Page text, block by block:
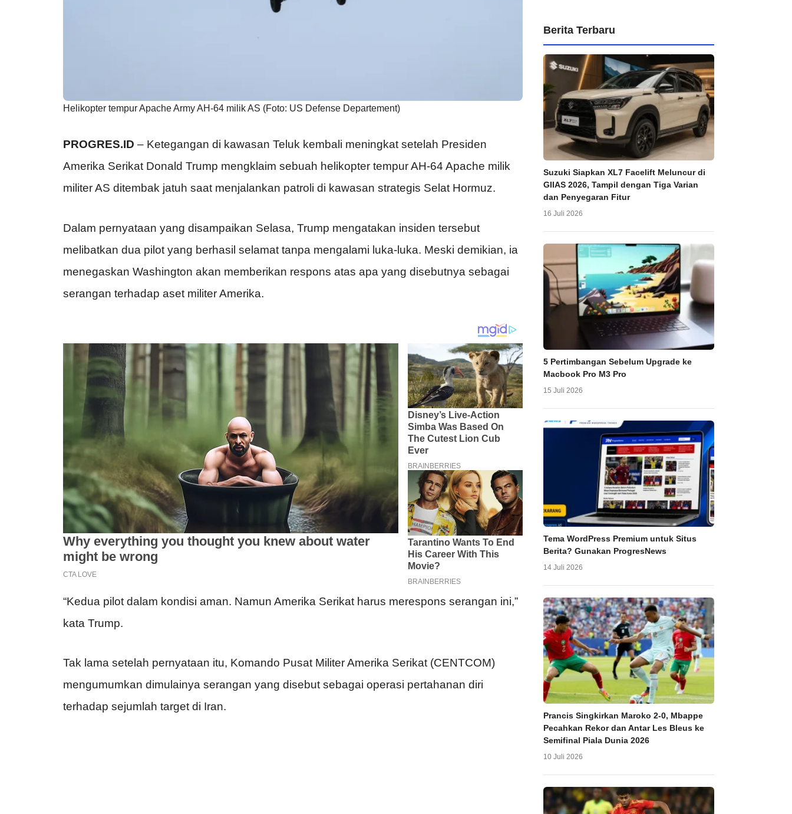
Helikopter tempur Apache Army AH-64 milik AS (Foto: US Defense Departement)
PROGRES.ID – Ketegangan di kawasan Teluk kembali meningkat setelah Presiden
Amerika Serikat Donald Trump mengklaim sebuah helikopter tempur AH-64 Apache milik
militer AS ditembak jatuh saat menjalankan patroli di kawasan strategis Selat Hormuz.
Dalam pernyataan yang disampaikan Selasa, Trump mengatakan insiden tersebut
melibatkan dua pilot yang berhasil selamat tanpa mengalami luka-luka. Meski demikian, ia
menegaskan Washington akan memberikan respons atas apa yang disebutnya sebagai
serangan terhadap aset militer Amerika.
“Kedua pilot dalam kondisi aman. Namun Amerika Serikat harus merespons serangan ini,”
kata Trump.
Tak lama setelah pernyataan itu, Komando Pusat Militer Amerika Serikat (CENTCOM)
mengumumkan dimulainya serangan yang disebut sebagai operasi pertahanan diri
terhadap sejumlah target di Iran.
Berita Terbaru
Suzuki Siapkan XL7 Facelift Meluncur di
GIIAS 2026, Tampil dengan Tiga Varian
dan Penyegaran Fitur
16 Juli 2026
5 Pertimbangan Sebelum Upgrade ke
Macbook Pro M3 Pro
15 Juli 2026
Tema WordPress Premium untuk Situs
Berita? Gunakan ProgresNews
14 Juli 2026
Prancis Singkirkan Maroko 2-0, Mbappe
Pecahkan Rekor dan Antar Les Bleus ke
Semifinal Piala Dunia 2026
10 Juli 2026